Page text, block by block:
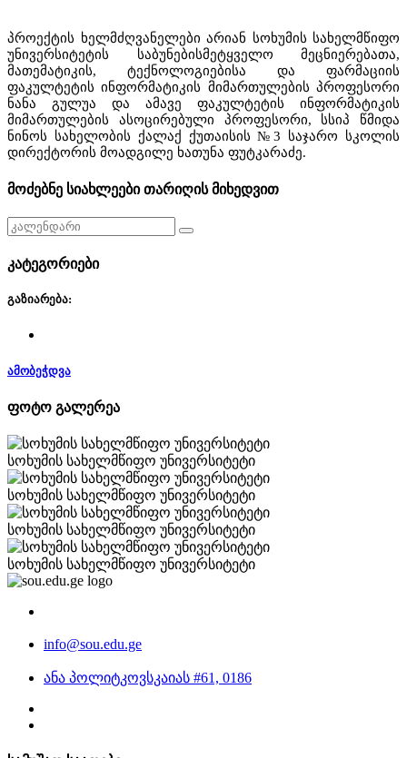
პროექტის ხელმძღვანელები არიან სოხუმის სახელმწიფო
უნივერსიტეტის საბუნებისმეტყველო მეცნიერებათა,
მათემატიკის, ტექნოლოგიებისა და ფარმაციის
ფაკულტეტის ინფორმატიკის მიმართულების პროფესორი
ნანა გულუა და ამავე ფაკულტეტის ინფორმატიკის
მიმართულების ასოცირებული პროფესორი, სსიპ წმიდა
ნინოს სახელობის ქალაქ ქუთაისის №3 საჯარო სკოლის
დირექტორის მოადგილე ხათუნა ფუტკარაძე.
მოძებნე სიახლეები თარიღის მიხედვით
კატეგორიები
გაზიარება:
ამობეჭდვა
ფოტო გალერეა
სოხუმის სახელმწიფო უნივერსიტეტი
სოხუმის სახელმწიფო უნივერსიტეტი
სოხუმის სახელმწიფო უნივერსიტეტი
სოხუმის სახელმწიფო უნივერსიტეტი
info@sou.edu.ge
ანა პოლიტკოვსკაიას #61, 0186